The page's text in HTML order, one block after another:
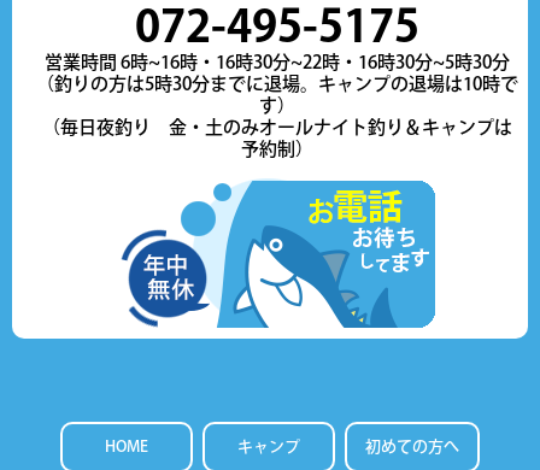
072-495-5175
営業時間 6時~16時・16時30分~22時・16時30分~5時30分
（釣りの方は5時30分までに退場。キャンプの退場は10時で
す）
（毎日夜釣り 金・土のみオールナイト釣り＆キャンプは
予約制）
HOME キャンプ 初めての方へ